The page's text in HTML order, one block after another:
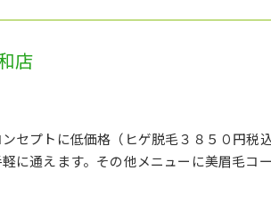
店
セプトに低価格（ヒゲ脱毛３８５０円税
に通えます。その他メニューに美眉毛コ